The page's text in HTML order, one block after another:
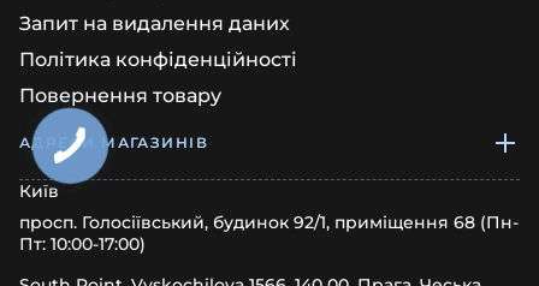
Запит на видалення даних
Політика конфіденційності
Повернення товару
АДРЕСИ МАГАЗИНІВ
Київ
просп. Голосіївський, будинок 92/1, приміщення 68 (Пн-
Пт: 10:00-17:00)